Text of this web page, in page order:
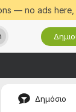
— no ads
Δημόσιο